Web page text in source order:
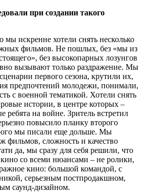
при создании такого
мы искренне хотели снять несколько
фильмов. Не пошлых, без «мы из
без высокопарных лозунгов
вызывают только раздражение. Мы
первого сезона, крутили их,
предпочтений молодежи, понимали,
с военной тематикой. Хотели снять
истории, в центре которых –
на войне. Зритель встретил
повысило планку второго
мы писали еще дольше. Мы
фильмов, сложность и качество
да, мы сразу для себя решили, что
со всеми нюансами – не ролики,
кино: большой командой, с
серьезным постпродакшном,
саунд-дизайном.